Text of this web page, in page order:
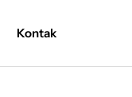
Kontak